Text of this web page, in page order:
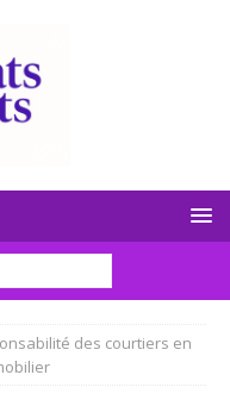
des courtiers en